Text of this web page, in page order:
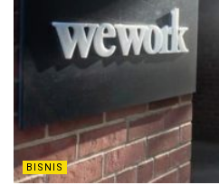
BISNIS